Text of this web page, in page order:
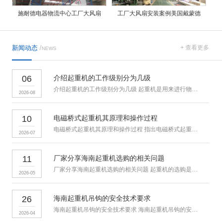
施耐德电器物流中心工厂大风扇 工厂大风扇安装案例美国戴蒙德
新闻动态 /NEWS + 查看更多
06
2026-08
介绍起重机的工作级别分为几级
介绍起重机的工作级别分为几级 起重机是用来进行物料搬运和吊装的
10
2026-07
电磁桥式起重机其原理和操作过程
电磁桥式起重机其原理和操作过程 指出电磁桥式起重机通过电磁吸盘
11
2026-05
厂家分享海南起重机选购的相关问题
厂家分享海南起重机选购的相关问题 起重机的选购是众多用户所关心
26
2026-04
海南起重机吊钩的安全技术要求
海南起重机吊钩的安全技术要求 海南起重机吊钩的安全检验人力驱动